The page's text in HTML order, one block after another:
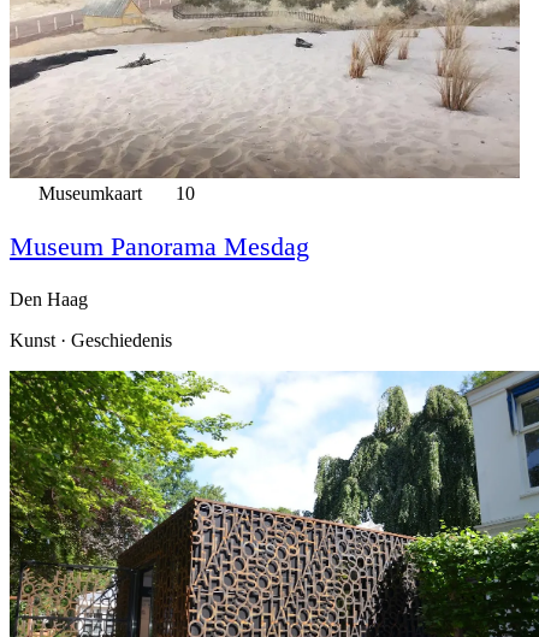
Museumkaart 10
Museum Panorama Mesdag
Den Haag
Kunst · Geschiedenis